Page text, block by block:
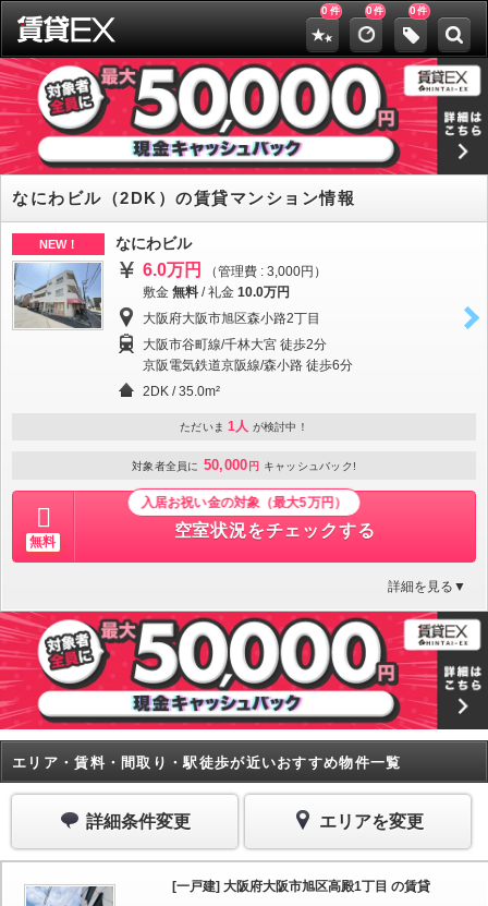
0 件 0件 0件
なにわビル（2DK）の賃貸マンション情報
NEW！ なにわビル
6.0万円
（管理費 : 3,000円）
敷金 無料 /礼金 10.0万円
大阪府大阪市旭区森小路2丁目
大阪市谷町線/千林大宮 徒歩2分
京阪電気鉄道京阪線/森小路 徒歩6分
2DK / 35.0m²
ただいま 1人 が検討中！
対象者全員に 50,000 円 キャッシュバック!
無料
入居お祝い金の対象（最大5万円）
空室状況をチェックする
詳細を見る▼
エリア・賃料・間取り・駅徒歩が近いおすすめ物件一覧
詳細条件変更 エリアを変更
[一戸建] 大阪府大阪市旭区高殿1丁目 の賃貸